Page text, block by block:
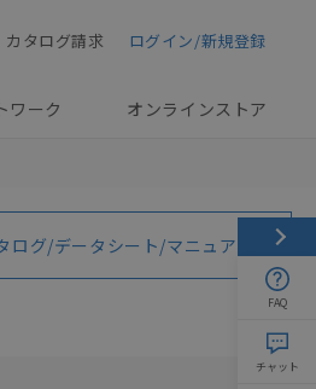
ログイン/新規登録
カタログ請求
ワーク オンラインストア
ログ/データシート/マニュアル
FAQ
チャット